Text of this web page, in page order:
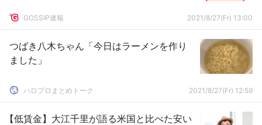
GOSSIP速報 2021/8/27(Fr) 13:00
つばき八木ちゃん「今日はラーメンを作り
ました」
ハロプロまとめトーク 2021/8/27(Fr) 12:59
【低賃金】大江千里が語る米国と比べた安い